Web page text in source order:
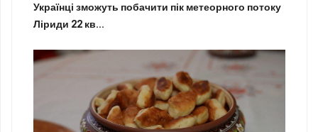
Українці зможуть побачити пік метеорного потоку
Ліриди 22 кв...